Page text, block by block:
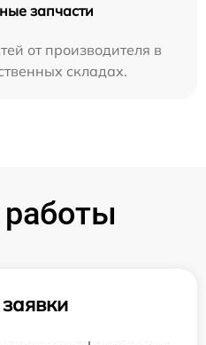
запчасти
от производителя в
складах.